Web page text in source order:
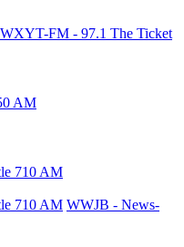
WXYT-FM - 97.1 The Ticket
AM
710 AM
710 AM WWJB - News-